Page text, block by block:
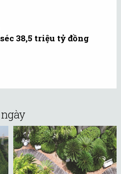
38,5 triệu tỷ đồng